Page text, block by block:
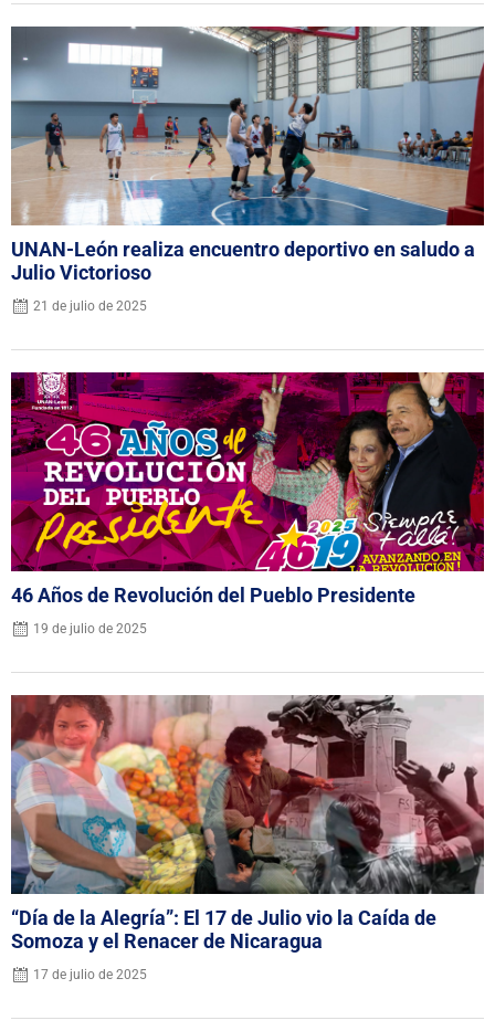
UNAN-León realiza encuentro deportivo en saludo a
Julio Victorioso
21 de julio de 2025
46 Años de Revolución del Pueblo Presidente
19 de julio de 2025
“Día de la Alegría”: El 17 de Julio vio la Caída de
Somoza y el Renacer de Nicaragua
17 de julio de 2025